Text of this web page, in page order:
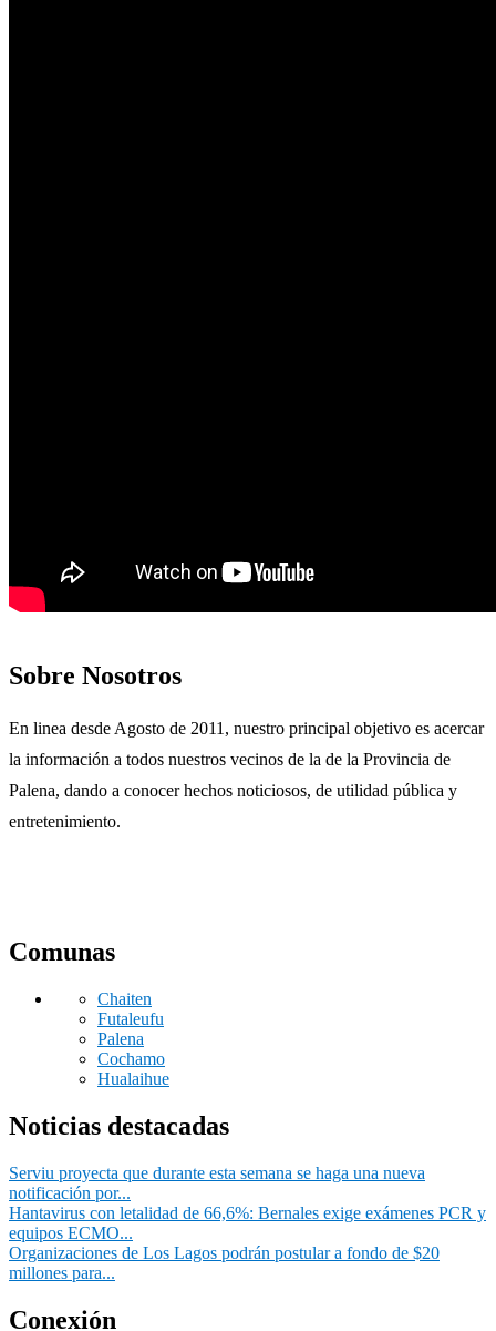
Sobre Nosotros
En linea desde Agosto de 2011, nuestro principal objetivo es acercar
la información a todos nuestros vecinos de la de la Provincia de
Palena, dando a conocer hechos noticiosos, de utilidad pública y
entretenimiento.
Comunas
Chaiten
Futaleufu
Palena
Cochamo
Hualaihue
Noticias destacadas
Serviu proyecta que durante esta semana se haga una nueva
notificación por...
Hantavirus con letalidad de 66,6%: Bernales exige exámenes PCR y
equipos ECMO...
Organizaciones de Los Lagos podrán postular a fondo de $20
millones para...
Conexión